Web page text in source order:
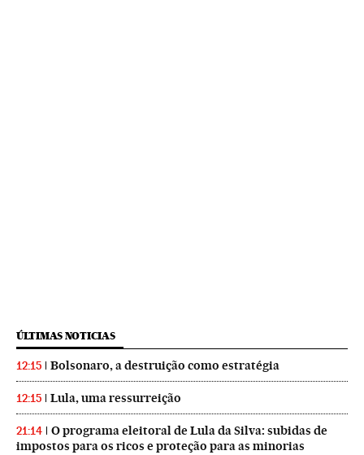
ÚLTIMAS NOTICIAS
12:15 Bolsonaro, a destruição como estratégia
12:15 Lula, uma ressurreição
21:14
O programa eleitoral de Lula da Silva: subidas de
impostos para os ricos e proteção para as minorias